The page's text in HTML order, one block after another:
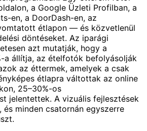
a Google Üzleti Profilban, a
en, a DoorDash-en, az
étlapon — és közvetlenül
döntéseket. Az iparági
azt mutatják, hogy a
a állítja, az ételfotók befolyásolják
az éttermek, amelyek a csak
étlapra váltottak az online
25–30%-os
jelentettek. A vizuális fejlesztések
minden csatornán egyszerre